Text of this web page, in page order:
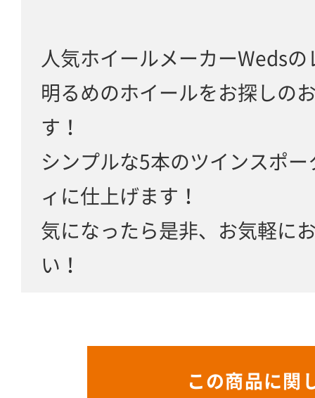
人気ホイールメーカーWeds
明るめのホイールをお探しの
す！
シンプルな5本のツインスポ
ィに仕上げます！
気になったら是非、お気軽に
い！
この商品に関